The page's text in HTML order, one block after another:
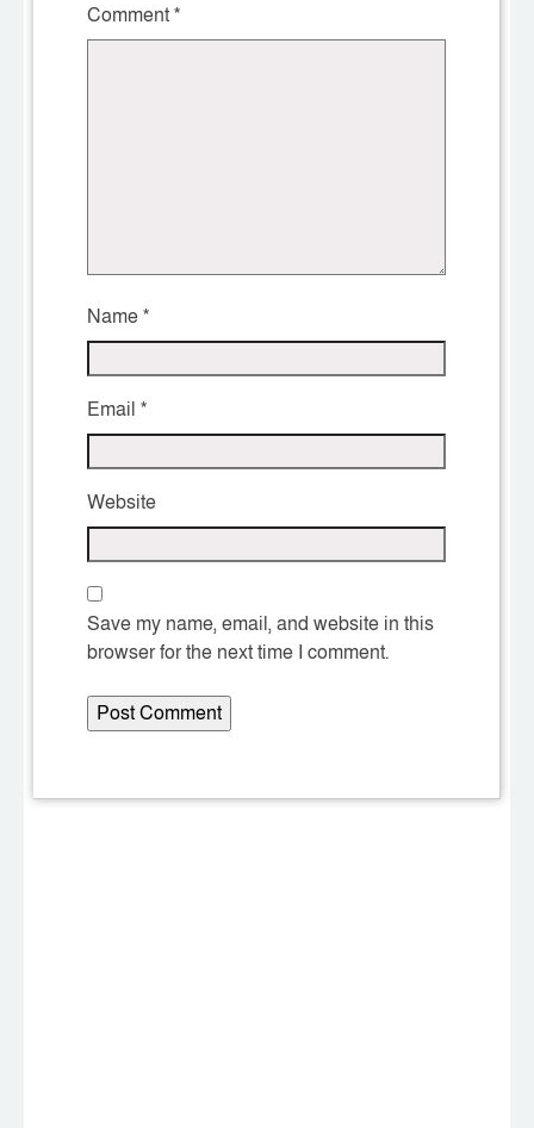
Comment*
Name*
Email *
Website
Save my name, email, and website in this
browser for the next time I comment.